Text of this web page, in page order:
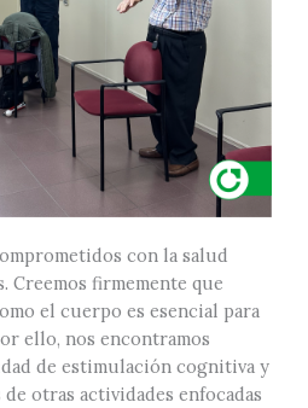
con la salud
Creemos firmemente que
el cuerpo es esencial para
ello, nos encontramos
de estimulación cognitiva y
de otras actividades enfocadas